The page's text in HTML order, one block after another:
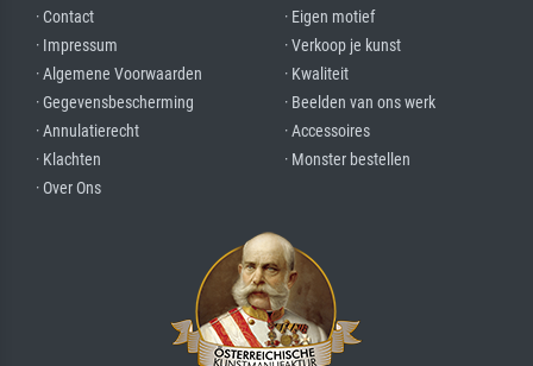
· Contact
· Impressum
· Algemene Voorwaarden
· Gegevensbescherming
· Annulatierecht
· Klachten
· Over Ons
· Eigen motief
· Verkoop je kunst
· Kwaliteit
· Beelden van ons werk
· Accessoires
· Monster bestellen